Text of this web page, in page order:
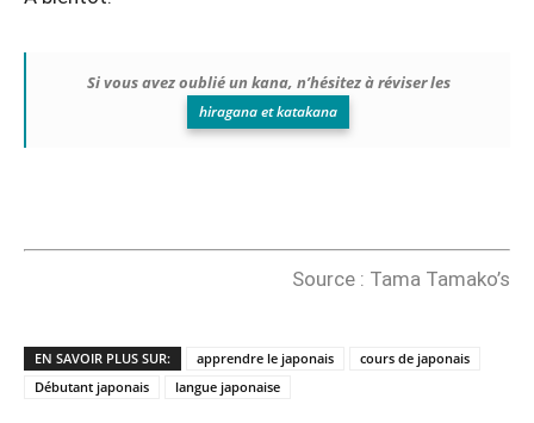
Si vous avez oublié un kana, n’hésitez à réviser les
hiragana et katakana
Source : Tama Tamako’s
EN SAVOIR PLUS SUR: apprendre le japonais
cours de japonais
Débutant japonais
langue japonaise